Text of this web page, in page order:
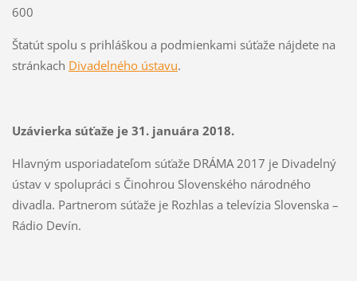
600
Štatút spolu s prihláškou a podmienkami súťaže nájdete na
stránkach Divadelného ústavu.
Uzávierka súťaže je 31. januára 2018.
Hlavným usporiadateľom súťaže DRÁMA 2017 je Divadelný
ústav v spolupráci s Činohrou Slovenského národného
divadla. Partnerom súťaže je Rozhlas a televízia Slovenska –
Rádio Devín.